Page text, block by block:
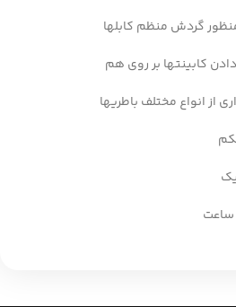
منظور گردش منظم کابلها
کابینتها بر روی هم
از انواع مختلف باطریها